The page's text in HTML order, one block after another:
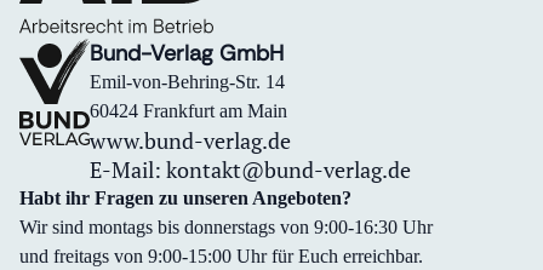
Bund-Verlag GmbH
Emil-von-Behring-Str. 14
60424 Frankfurt am Main
www.bund-verlag.de
E-Mail: kontakt@bund-verlag.de
Habt ihr Fragen zu unseren Angeboten?
Wir sind montags bis donnerstags von 9:00-16:30 Uhr
und freitags von 9:00-15:00 Uhr für Euch erreichbar.